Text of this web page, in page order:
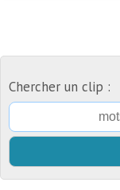
Chercher un clip :